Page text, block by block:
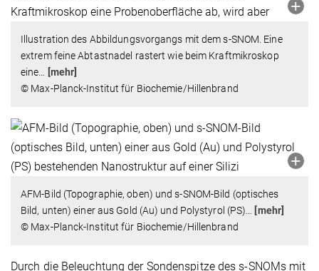
Illustration des Abbildungsvorgangs mit dem s-SNOM. Eine
extrem feine Abtastnadel rastert wie beim Kraftmikroskop
eine… [mehr]
© Max-Planck-Institut für Biochemie/Hillenbrand
AFM-Bild (Topographie, oben) und s-SNOM-Bild (optisches
Bild, unten) einer aus Gold (Au) und Polystyrol (PS)… [mehr]
© Max-Planck-Institut für Biochemie/Hillenbrand
Durch die Beleuchtung der Sondenspitze des s-SNOMs mit